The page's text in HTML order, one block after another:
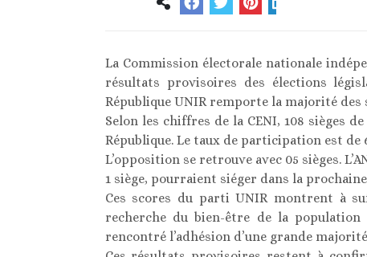
La Commission électorale nationale
résultats provisoires des élections
République UNIR remporte la majorité des
Selon les chiffres de la CENI, 108 sièges
République. Le taux de participation est de
L’opposition se retrouve avec 05 sièges.
1 siège, pourraient siéger dans la
Ces scores du parti UNIR montrent à
recherche du bien-être de la
rencontré l’adhésion d’une grande